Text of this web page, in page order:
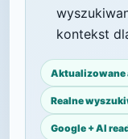
kontekst
Aktualizowane
Realne
Google + AI